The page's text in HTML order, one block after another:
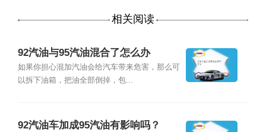
相关阅读
92汽油与95汽油混合了怎么办
如果你担心混加汽油会给汽车带来危害，那么可
以拆下油箱，把油全部倒掉，包...
92汽油车加成95汽油有影响吗？